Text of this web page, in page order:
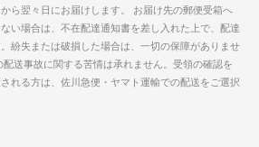
ら翌々日にお届けします。 お届け先の郵便受箱へ
い場合は、不在配達通知書を差し入れた上で、配達
紛失または破損した場合は、一切の保障がありませ
送事故に関する苦情は承れません。受領の確認を
れる方は、佐川急便・ヤマト運輸での配送をご選択